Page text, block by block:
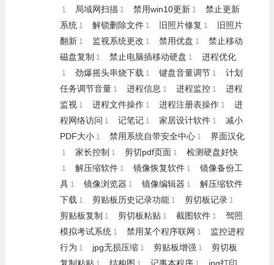
1 局域网扫描 1 禁用win10更新 1
禁止更新
系统 1 解锁删除文件 1 旧照片修复 1
旧照片
翻新 1 监视系统更改 1 禁用优盘 1
禁止移动
磁盘复制 1 禁止电脑插移动硬盘 1 进程优化
1 劲爆摇头串烧下载 1 键盘音量调节 1
计划
任务调节音量 1 进程信息 1 进程监控 1
进程
监视 1 进程文件操作 1 进程注册表操作 1
进
程网络访问 1 记笔记 1 家居设计软件 1
减小
PDF大小 1 禁用系统自带安全中心 1 界面汉化
1 家长控制 1 剪切pdf页面 1 检测硬盘好快
1 解压缩软件 1 镜像恢复软件 1
镜像备份工
具 1 镜像浏览器 1 镜像编辑器 1
解压缩软件
下载 1 剪贴板历史记录功能 1 剪切板记录 1
剪贴板复制 1 剪切板粘贴 1 截图软件 1
驾照
模拟考试系统 1 禁用某个程序联网 1
监控进程
行为 1 jpg无损压缩 1 剪贴板增强 1
剪切板